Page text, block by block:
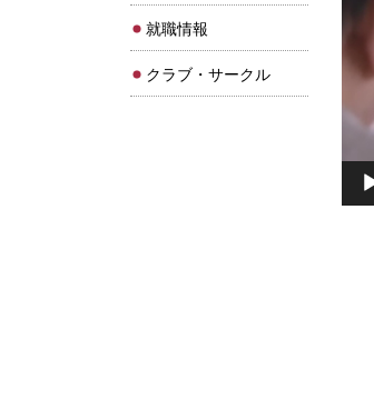
就職情報
クラブ・サークル